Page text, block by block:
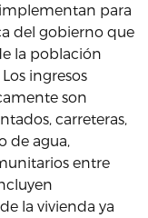
implementan para
del gobierno que
la población
ingresos
son
carreteras,
de agua,
entre
la vivienda ya